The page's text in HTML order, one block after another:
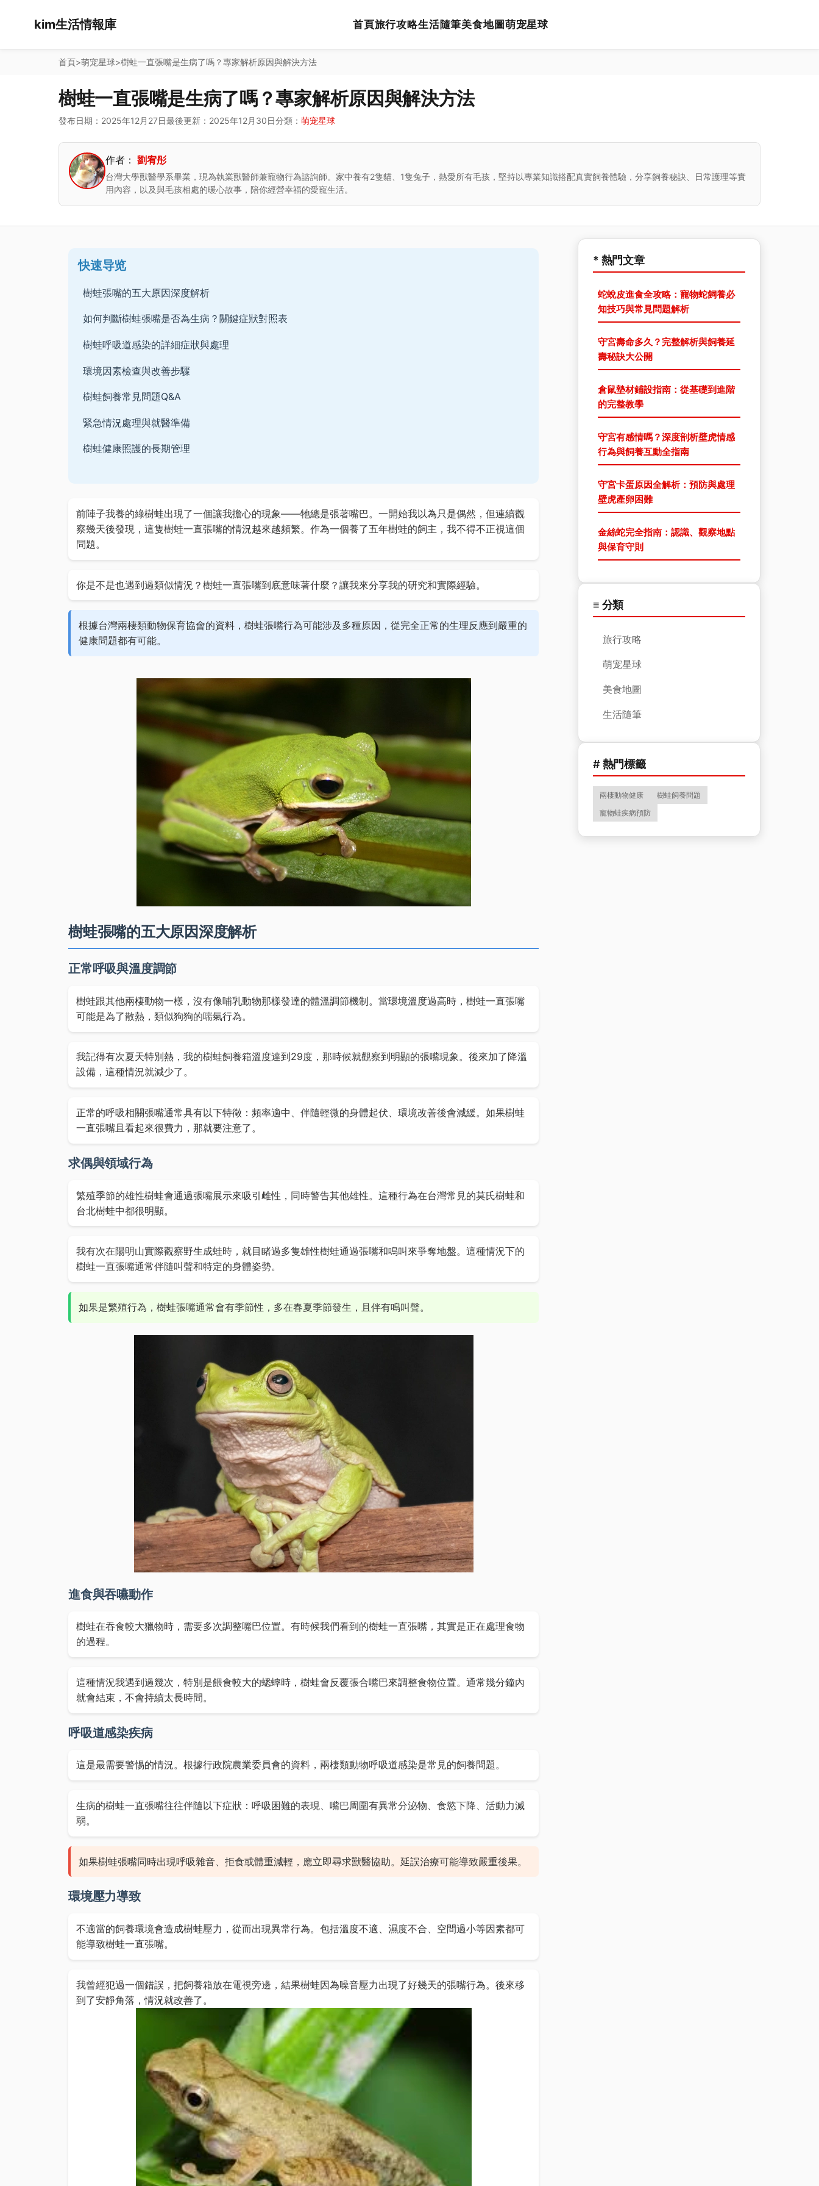
kim生活情報庫 首頁旅行攻略生活隨筆美食地圖萌宠星球
首頁>萌宠星球>樹蛙一直張嘴是生病了嗎？專家解析原因與解決方法
樹蛙一直張嘴是生病了嗎？專家解析原因與解決方法
發布日期：2025年12月27日最後更新：2025年12月30日分類： 萌宠星球
作者： 劉宥彤
台灣大學獸醫學系畢業，現為執業獸醫師兼寵物行為諮詢師。家中養有2隻貓、1隻兔子，熱愛所有毛孩，堅持以專業知識搭配真實飼養體驗，分享飼養秘訣、日常護理等實
用內容，以及與毛孩相處的暖心故事，陪你經營幸福的愛寵生活。
快速导览
樹蛙張嘴的五大原因深度解析
如何判斷樹蛙張嘴是否為生病？關鍵症狀對照表
樹蛙呼吸道感染的詳細症狀與處理
環境因素檢查與改善步驟
樹蛙飼養常見問題Q&A
緊急情況處理與就醫準備
樹蛙健康照護的長期管理
前陣子我養的綠樹蛙出現了一個讓我擔心的現象——牠總是張著嘴巴。一開始我以為只是偶然，但連續觀
察幾天後發現，這隻樹蛙一直張嘴的情況越來越頻繁。作為一個養了五年樹蛙的飼主，我不得不正視這個
問題。
你是不是也遇到過類似情況？樹蛙一直張嘴到底意味著什麼？讓我來分享我的研究和實際經驗。
根據台灣兩棲類動物保育協會的資料，樹蛙張嘴行為可能涉及多種原因，從完全正常的生理反應到嚴重的
健康問題都有可能。
樹蛙張嘴的五大原因深度解析
正常呼吸與溫度調節
樹蛙跟其他兩棲動物一樣，沒有像哺乳動物那樣發達的體溫調節機制。當環境溫度過高時，樹蛙一直張嘴
可能是為了散熱，類似狗狗的喘氣行為。
我記得有次夏天特別熱，我的樹蛙飼養箱溫度達到29度，那時候就觀察到明顯的張嘴現象。後來加了降溫
設備，這種情況就減少了。
正常的呼吸相關張嘴通常具有以下特徵：頻率適中、伴隨輕微的身體起伏、環境改善後會減緩。如果樹蛙
一直張嘴且看起來很費力，那就要注意了。
求偶與領域行為
繁殖季節的雄性樹蛙會通過張嘴展示來吸引雌性，同時警告其他雄性。這種行為在台灣常見的莫氏樹蛙和
台北樹蛙中都很明顯。
我有次在陽明山實際觀察野生成蛙時，就目睹過多隻雄性樹蛙通過張嘴和鳴叫來爭奪地盤。這種情況下的
樹蛙一直張嘴通常伴隨叫聲和特定的身體姿勢。
如果是繁殖行為，樹蛙張嘴通常會有季節性，多在春夏季節發生，且伴有鳴叫聲。
進食與吞嚥動作
樹蛙在吞食較大獵物時，需要多次調整嘴巴位置。有時候我們看到的樹蛙一直張嘴，其實是正在處理食物
的過程。
這種情況我遇到過幾次，特別是餵食較大的蟋蟀時，樹蛙會反覆張合嘴巴來調整食物位置。通常幾分鐘內
就會結束，不會持續太長時間。
呼吸道感染疾病
這是最需要警惕的情況。根據行政院農業委員會的資料，兩棲類動物呼吸道感染是常見的飼養問題。
生病的樹蛙一直張嘴往往伴隨以下症狀：呼吸困難的表現、嘴巴周圍有異常分泌物、食慾下降、活動力減
弱。
如果樹蛙張嘴同時出現呼吸雜音、拒食或體重減輕，應立即尋求獸醫協助。延誤治療可能導致嚴重後果。
環境壓力導致
不適當的飼養環境會造成樹蛙壓力，從而出現異常行為。包括溫度不適、濕度不合、空間過小等因素都可
能導致樹蛙一直張嘴。
我曾經犯過一個錯誤，把飼養箱放在電視旁邊，結果樹蛙因為噪音壓力出現了好幾天的張嘴行為。後來移
到了安靜角落，情況就改善了。
* 熱門文章
蛇蛻皮進食全攻略：寵物蛇飼養必
知技巧與常見問題解析
守宮壽命多久？完整解析與飼養延
壽秘訣大公開
倉鼠墊材鋪設指南：從基礎到進階
的完整教學
守宮有感情嗎？深度剖析壁虎情感
行為與飼養互動全指南
守宮卡蛋原因全解析：預防與處理
壁虎產卵困難
金絲蛇完全指南：認識、觀察地點
與保育守則
≡ 分類
旅行攻略
萌宠星球
美食地圖
生活隨筆
# 熱門標籤
兩棲動物健康
樹蛙飼養問題
寵物蛙疾病預防